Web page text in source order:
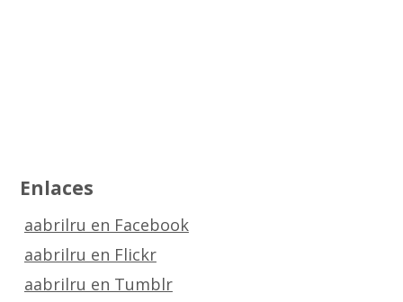
Enlaces
aabrilru en Facebook
aabrilru en Flickr
aabrilru en Tumblr